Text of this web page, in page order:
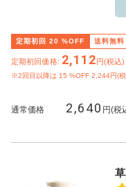
定期初回 20 %OFF 送料無料
定期初回価格: 2,112円(税込)
※2回目以降は 15 %OFF 2,244円(
通常価格 2,640 円(税